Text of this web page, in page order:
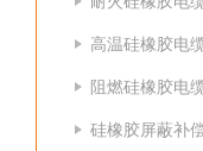
高温硅橡胶电
阻燃硅橡胶电
硅橡胶屏蔽补